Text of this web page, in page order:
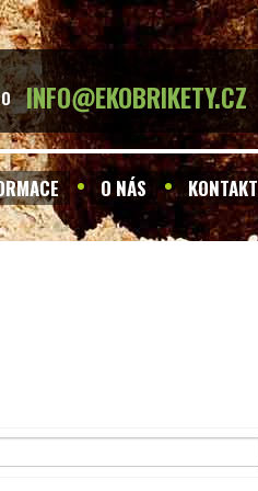
INFO@EKOBRIKETY.CZ
O NÁS KONTAKT